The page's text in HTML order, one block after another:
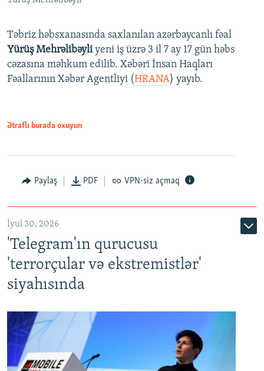
Təbriz həbsxanasında saxlanılan azərbaycanlı fəal
Yürüş Mehrəlibəyliyeni iş üzrə 3 il 7 ay 17 gün həbs
cəzasına məhkum edilib. Xəbəri İnsan Haqları
Fəallarının Xəbər Agentliyi (HRANA) yayıb.
Ətraflı burada oxuyun
Paylaş PDF VPN-siz açmaq
İyul 30, 2026
'Telegram'ın qurucusu
'terrorçular və ekstremistlər'
siyahısında